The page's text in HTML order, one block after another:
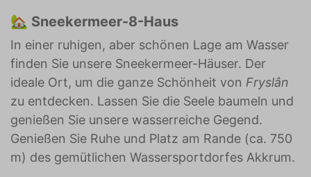
🏡 Sneekermeer-8-Haus
In einer ruhigen, aber schönen Lage am Wasser
finden Sie unsere Sneekermeer-Häuser. Der
ideale Ort, um die ganze Schönheit von Fryslân
zu entdecken. Lassen Sie die Seele baumeln und
genießen Sie unsere wasserreiche Gegend.
Genießen Sie Ruhe und Platz am Rande (ca. 750
m) des gemütlichen Wassersportdorfes Akkrum.